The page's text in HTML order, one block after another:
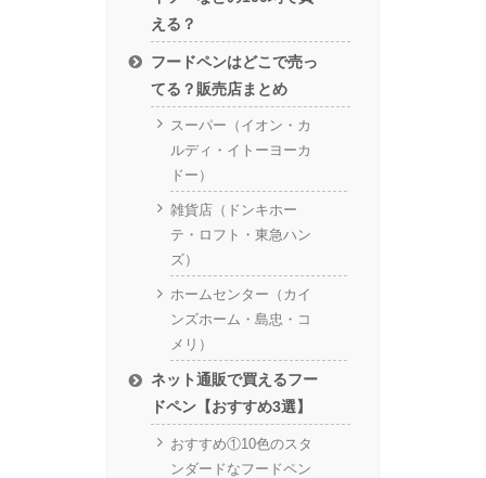
える？
フードペンはどこで売っ
てる？販売店まとめ
スーパー（イオン・カ
ルディ・イトーヨーカ
ドー）
雑貨店（ドンキホー
テ・ロフト・東急ハン
ズ）
ホームセンター（カイ
ンズホーム・島忠・コ
メリ）
ネット通販で買えるフー
ドペン【おすすめ3選】
おすすめ①10色のスタ
ンダードなフードペン